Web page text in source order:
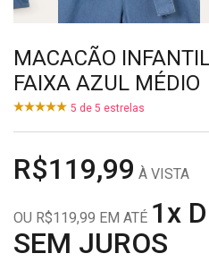
MACACÃO
FAIXA AZUL MÉDIO
5 de 5 estrelas
R$119,99 À VISTA
OU R$119,99 EM ATÉ 1x
SEM JUROS